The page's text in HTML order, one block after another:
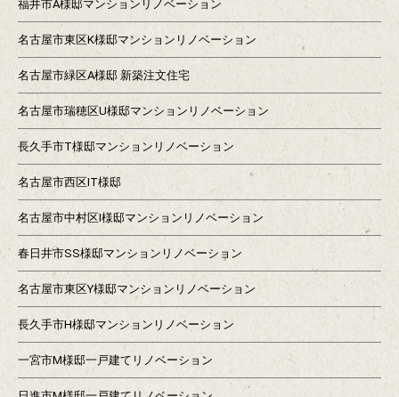
福井市A様邸マンションリノベーション
名古屋市東区K様邸マンションリノベーション
名古屋市緑区A様邸 新築注文住宅
名古屋市瑞穂区U様邸マンションリノベーション
長久手市T様邸マンションリノベーション
名古屋市西区IT様邸
名古屋市中村区I様邸マンションリノベーション
春日井市SS様邸マンションリノベーション
名古屋市東区Y様邸マンションリノベーション
長久手市H様邸マンションリノベーション
一宮市M様邸一戸建てリノベーション